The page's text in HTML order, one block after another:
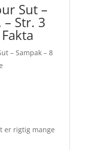
Sut –
– Str. 3
– Sampak – 8
er rigtig mange